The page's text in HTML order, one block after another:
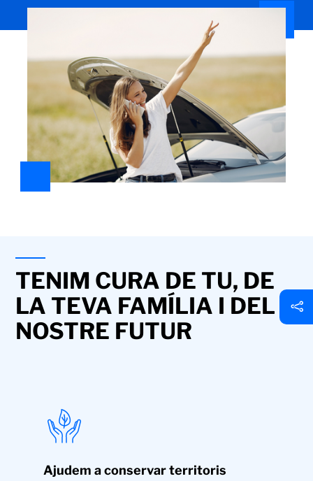
TENIM CURA DE TU, DE
LA TEVA FAMÍLIA I DEL
NOSTRE FUTUR
Ajudem a conservar territoris